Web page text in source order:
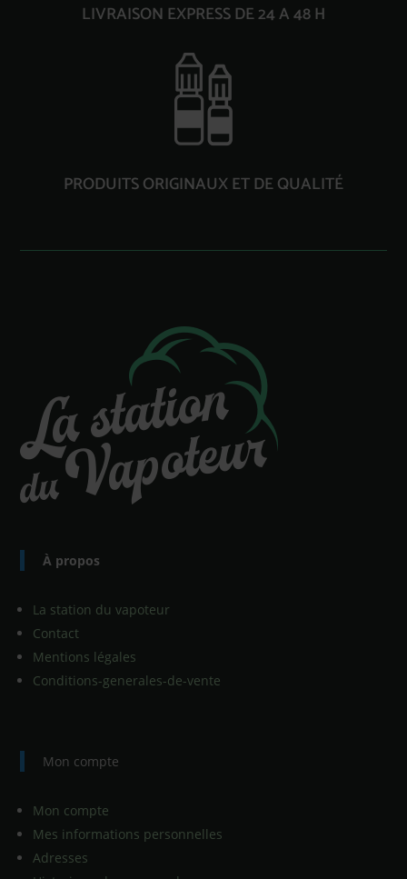
LIVRAISON EXPRESS DE 24 A 48 H
PRODUITS ORIGINAUX ET DE QUALITÉ
À propos
La station du vapoteur
Contact
Mentions légales
Conditions-generales-de-vente
Mon compte
Mon compte
Mes informations personnelles
Adresses